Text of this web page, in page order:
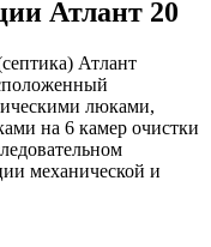
Атлант 20
Атлант
люками,
на 6 камер очистки
механической и